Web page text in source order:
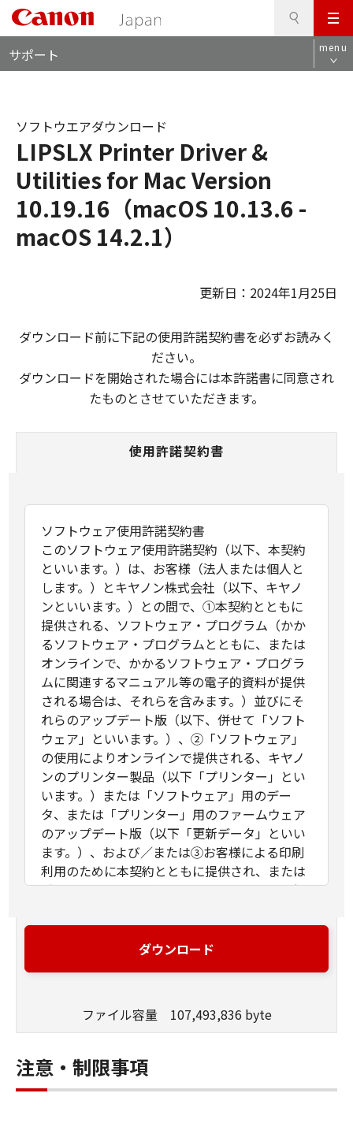
メ
ニ
ュ
サポート menu
LIPSLX Printer Driver &
Utilities for Mac Version
10.19.16（macOS 10.13.6 -
macOS 14.2.1）
ソフトウエアダウンロード
更新日：2024年1月25日
ダウンロード前に下記の使用許諾契約書を必ずお読みく
ださい。
ダウンロードを開始された場合には本許諾書に同意され
たものとさせていただきます。
使用許諾契約書
ソフトウェア使用許諾契約書
このソフトウェア使用許諾契約（以下、本契約
といいます。）は、お客様（法人または個人と
します。）とキヤノン株式会社（以下、キヤノ
ンといいます。）との間で、①本契約とともに
提供される、ソフトウェア・プログラム（かか
るソフトウェア・プログラムとともに、または
オンラインで、かかるソフトウェア・プログラ
ムに関連するマニュアル等の電子的資料が提供
される場合は、それらを含みます。）並びにそ
れらのアップデート版（以下、併せて「ソフト
ウェア」といいます。）、②「ソフトウェア」
の使用によりオンラインで提供される、キヤノ
ンのプリンター製品（以下「プリンター」とい
います。）または「ソフトウェア」用のデー
タ、または「プリンター」用のファームウェア
のアップデート版（以下「更新データ」といい
ます。）、および／または③お客様による印刷
利用のために本契約とともに提供され、または
「ソフトウェア」の使用によりオンラインで提
ト、画像、図形その他デジタルデータ形式の視
覚表現物およびそれらのアップデート版（以
ンツデータ」は、それぞれまたは併せて「許諾
お客様は、本契約とともに提供される同意を示
すボタンをクリックし、もしくは「許諾ソフト
ウェア」をインストールし、または「許諾ソフ
ダウンロード
ファイル容量 107,493,836 byte
注意・制限事項